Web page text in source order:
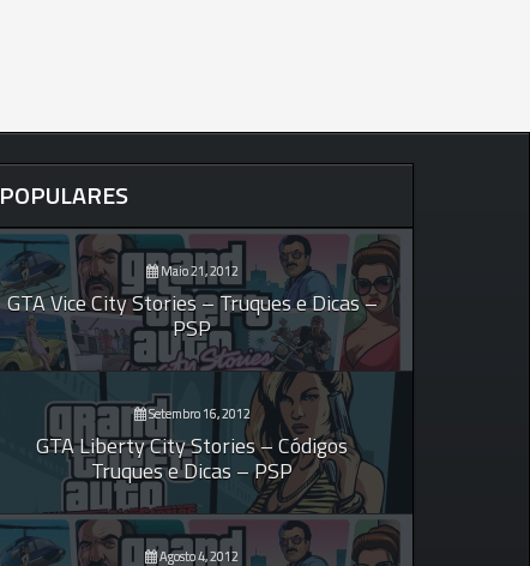
POPULARES
Maio 21, 2012
GTA Vice City Stories – Truques e Dicas –
PSP
Setembro 16, 2012
GTA Liberty City Stories – Códigos
Truques e Dicas – PSP
Agosto 4, 2012